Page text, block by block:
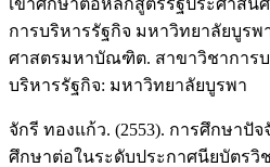
เข้าศึกษาต่อหลักสูตรรัฐประศาส
การบริหารรัฐกิจ มหาวิทยาลัยบูร
ศาสตรมหาบัณฑิต. สาขาวิชาการบ
บริหารรัฐกิจ: มหาวิทยาลัยบูรพา
จักรี ทองแก้ว. (2553). การศึกษาปั
ศึกษาต่อในระดับประกาศนียบัตรวิ